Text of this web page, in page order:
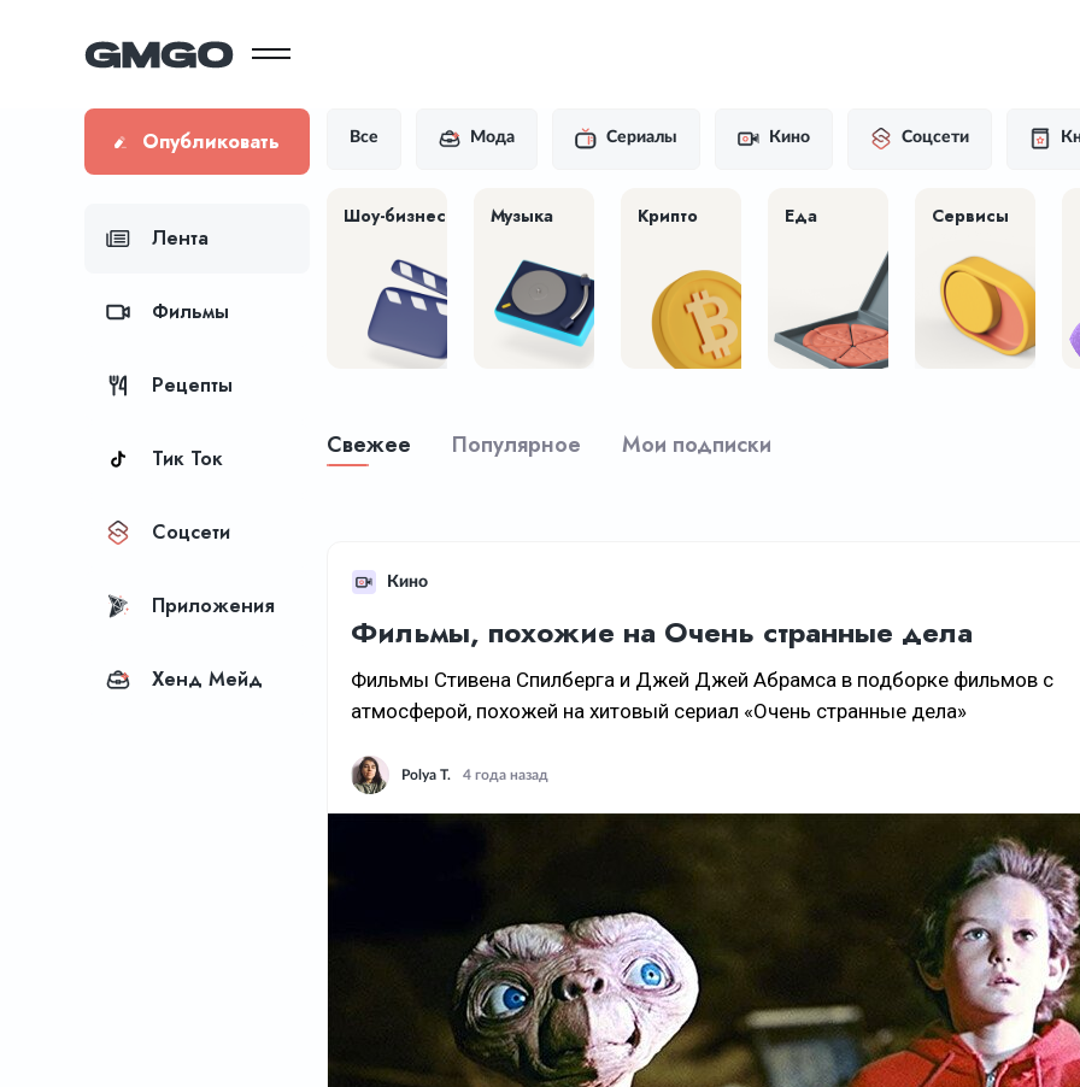
Опубликовать
Лента
Фильмы
Рецепты
Тик Ток
Соцсети
Приложения
Хенд Мейд
Все Мода Сериалы Кино Соцсети
Шоу-бизнес Музыка Крипто Еда Сервисы
Свежее Популярное Мои подписки
Кино
Фильмы, похожие на Очень странные дела
Фильмы Стивена Спилберга и Джей Джей Абрамса в подборке фильмов с
атмосферой, похожей на хитовый сериал «Очень странные дела»
Polya T. 4 года назад